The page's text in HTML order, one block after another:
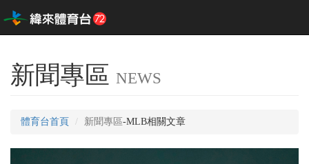
新聞專區 NEWS
體育台首頁 新聞專區-MLB相關文章